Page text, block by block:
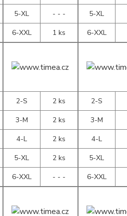
5-XL
- - -
6-XXL
1 ks
5-XL
6-XXL
2-S
2 ks
3-M
2 ks
4-L
2 ks
5-XL
2 ks
6-XXL
- - -
2-S
3-M
4-L
5-XL
6-XXL